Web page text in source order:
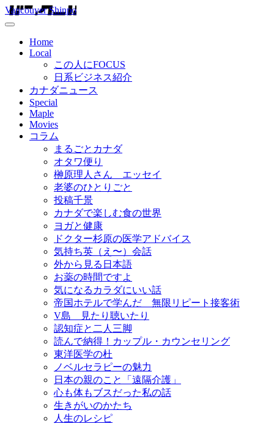
Vancouver Shinpo
Home
Local
この人にFOCUS
日系ビジネス紹介
カナダニュース
Special
Maple
Movies
コラム
まるごとカナダ
オタワ便り
榊原理人さん エッセイ
老婆のひとりごと
投稿千景
カナダで楽しむ食の世界
ヨガと健康
ドクター杉原の医学アドバイス
気持ち英（え〜）会話
外から見る日本語
お薬の時間ですよ
気になるカラダにいい話
帝国ホテルで学んだ 無限リピート接客術
V島 見たり聴いたり
認知症と二人三脚
読んで納得！カップル・カウンセリング
東洋医学の杜
ノベルセラピーの魅力
日本の親のこと「遠隔介護」
心も体もブスだった私の話
生きがいのかたち
人生のレシピ